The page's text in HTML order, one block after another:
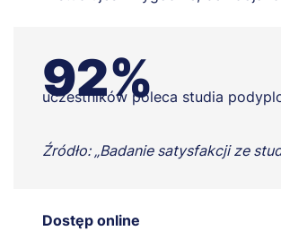
92%
uczestników poleca studia
Źródło: „Badanie satysfakcji ze
Dostęp online